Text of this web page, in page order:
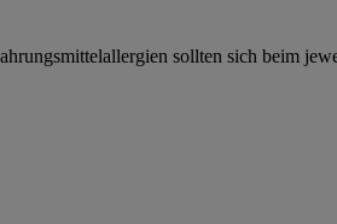
sollten sich beim